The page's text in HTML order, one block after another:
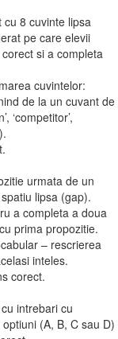
8 cuvinte lipsa
pe care elevii
si a completa
cuvintelor:
de la un cuvant de
‘competitor’,
urmata de un
lipsa (gap).
a completa a doua
prima propozitie.
– rescrierea
inteles.
corect.
intrebari cu
(A, B, C sau D)